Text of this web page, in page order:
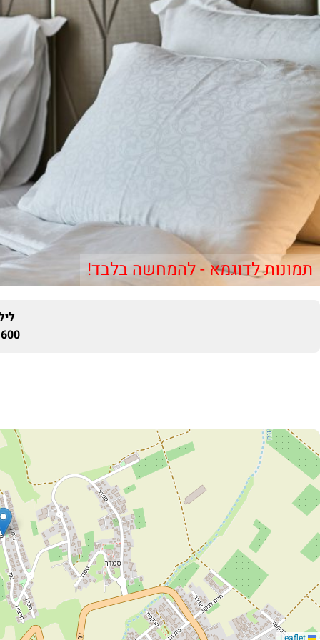
תמונות לדוגמא - להמחשה בלבד!
600 ₪